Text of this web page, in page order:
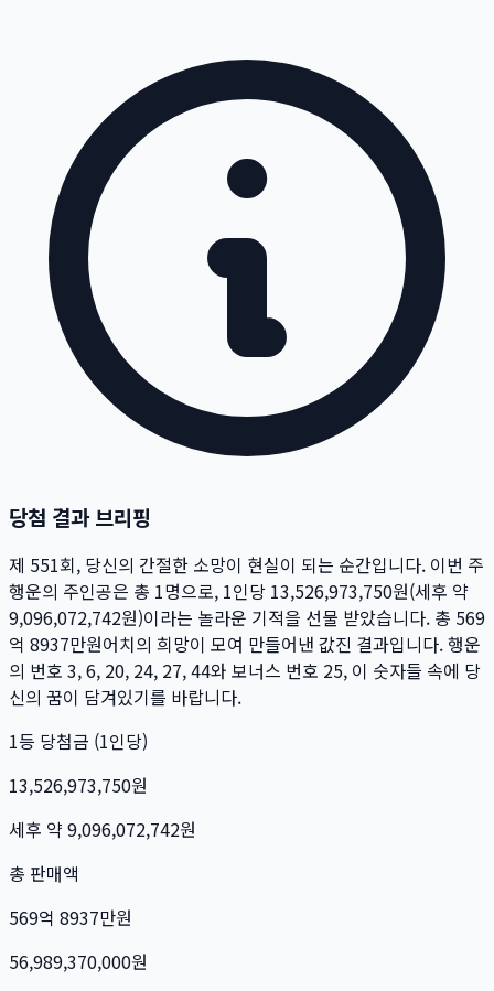
당첨 결과 브리핑
제 551회, 당신의 간절한 소망이 현실이 되는 순간입니다. 이번 주
행운의 주인공은 총 1명으로, 1인당 13,526,973,750원(세후 약
9,096,072,742원)이라는 놀라운 기적을 선물 받았습니다. 총 569
억 8937만원어치의 희망이 모여 만들어낸 값진 결과입니다. 행운
의 번호 3, 6, 20, 24, 27, 44와 보너스 번호 25, 이 숫자들 속에 당
신의 꿈이 담겨있기를 바랍니다.
1등 당첨금 (1인당)
13,526,973,750원
세후 약 9,096,072,742원
총 판매액
569억 8937만원
56,989,370,000원